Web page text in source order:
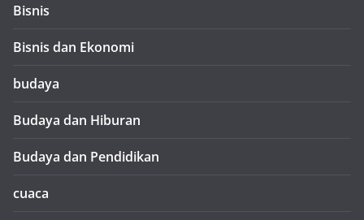
Bisnis
Bisnis dan Ekonomi
budaya
Budaya dan Hiburan
Budaya dan Pendidikan
cuaca